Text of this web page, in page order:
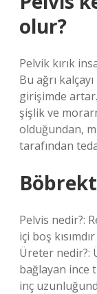
olur?
Pelvik kırık
Bu ağrı
girişimde artar.
şişlik ve
olduğundan,
tarafından
Pelvis nedir?:
içi boş
Üreter nedir?:
bağlayan ince
inç